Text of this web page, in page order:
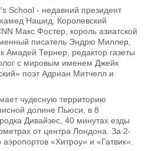
School - недавний президент
Нашид, Королевский
Макс Фостер, король азиатской
писатель Эндрю Миллер,
Амадей Тернер, редактор газеты
с мировым именем Джейк
поэт Адриан Митчелл и
чудесную территорию
долине Пьюси, в 8
Дивайзес, 40 минутах езды
от центра Лондона. За 2-
«Хитроу» и «Гатвик».